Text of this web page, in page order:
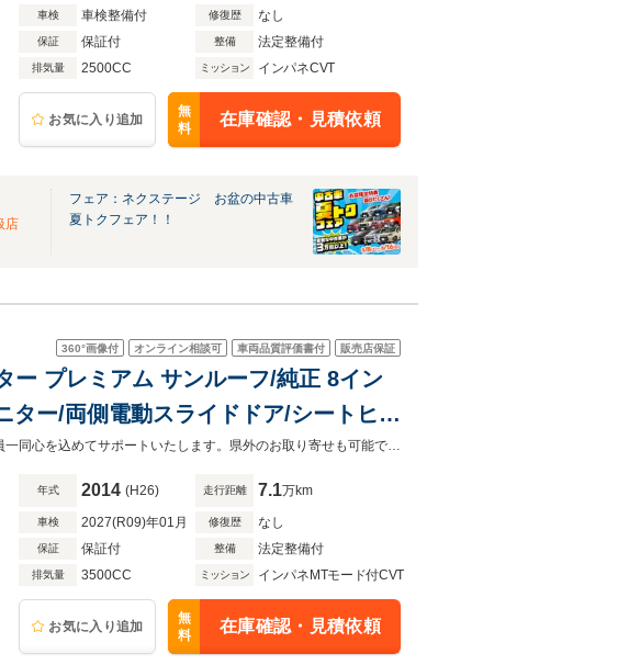
車検 車検整備付 修復歴 なし
保証 保証付 整備 法定整備付
排気量 2500CC ミッション インパネCVT
お気に入り追加
無
料
在庫確認・見積依頼
店
フェア：ネクステージ お盆の中古車
夏トクフェア！！
360°画像付 オンライン相談可 車両品質評価書付 販売店保証
ー プレミアム サンルーフ/純正 8イン
ター/両側電動スライドドア/シートヒー
イブレコーダー 社外/ヘッドランプ
お客様が安心してカーライフをお楽しみいただけるよう社員一同心を込めてサポートいたします。県外のお取り寄せも可能です！是非お気軽にご相談ください。
年式 2014 (H26) 走行距離 7.1万km
車検 2027(R09)年01月 修復歴 なし
保証 保証付 整備 法定整備付
排気量 3500CC ミッション インパネMTモード付CVT
お気に入り追加
無
料
在庫確認・見積依頼